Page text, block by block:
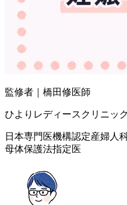
監修者｜橋田修医師
ひよりレディースクリニッ
日本専門医機構認定産婦人
母体保護法指定医